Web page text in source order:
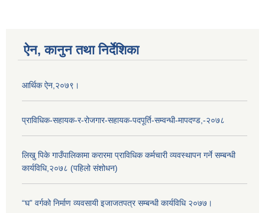
ऐन, कानुन तथा निर्देशिका
आर्थिक ऐन,२०७९।
प्राविधिक-सहायक-र-रोजगार-सहायक-पदपूर्ति-सम्वन्धी-मापदण्ड,-२०७८
लिखु पिके गाउँपालिकामा करारमा प्राविधिक कर्मचारी व्यवस्थापन गर्ने सम्बन्धी
कार्यविधि,२०७८ (पहिलो संशोधन)
“घ” वर्गको निर्माण व्यवसायी इजाजतपत्र सम्बन्धी कार्यविधि २०७७।